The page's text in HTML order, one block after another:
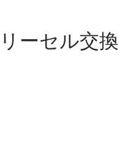
ーセル交換